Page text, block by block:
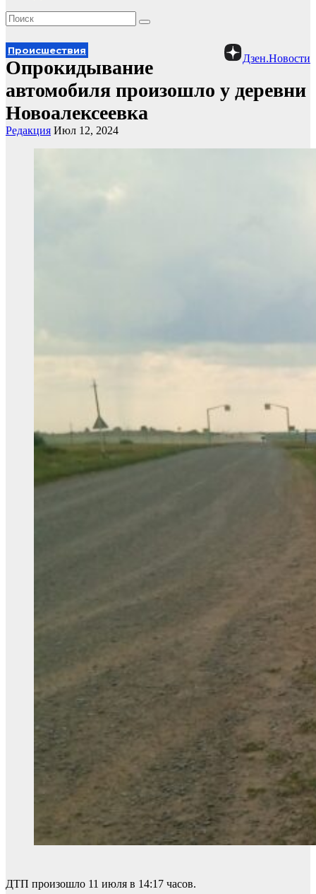
Дзен.Новости
Происшествия
Опрокидывание
автомобиля произошло у деревни
Новоалексеевка
Редакция Июл 12, 2024
ДТП произошло 11 июля в 14:17 часов.